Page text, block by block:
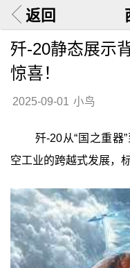
返回
歼-20静态展示
惊喜！
2025-09-01 小鸟
歼-20从“国之重器
空工业的跨越式发展，